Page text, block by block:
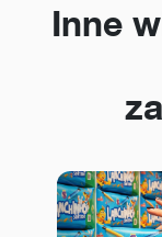
Inne